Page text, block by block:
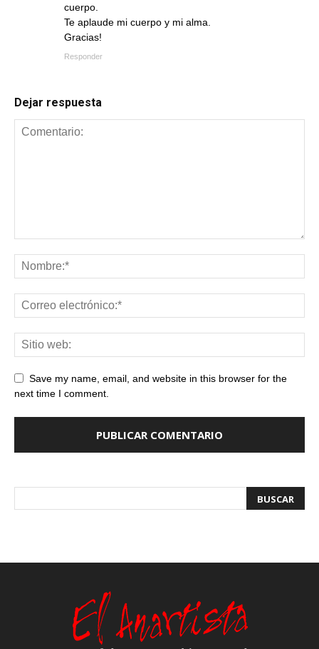
cuerpo.
Te aplaude mi cuerpo y mi alma.
Gracias!
Responder
Dejar respuesta
Save my name, email, and website in this browser for the
next time I comment.